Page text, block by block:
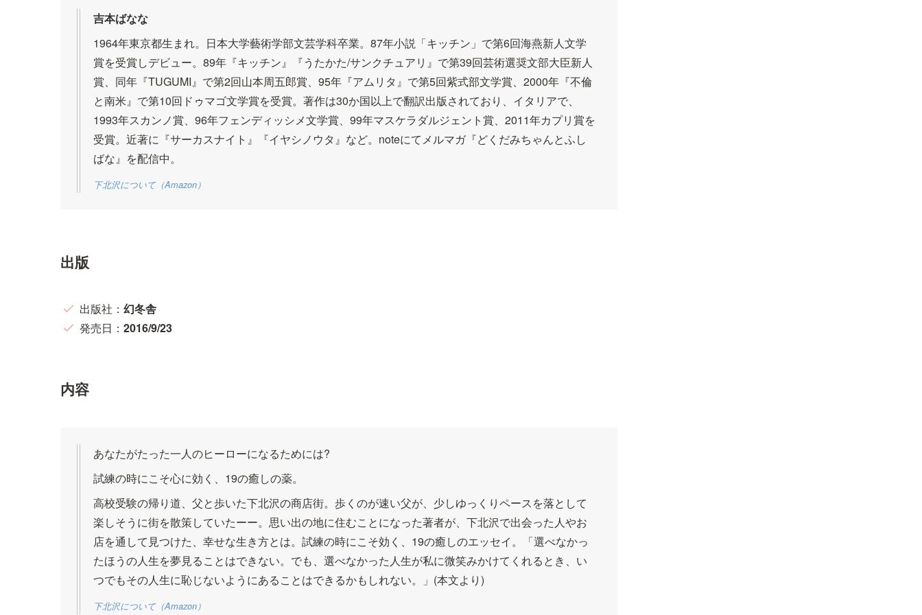
吉本ばなな
1964年東京都生まれ。日本大学藝術学部文芸学科卒業。87年小説「キッチン」で第6回海燕新人文学
賞を受賞しデビュー。89年『キッチン』『うたかた/サンクチュアリ』で第39回芸術選奨文部大臣新人
賞、同年『TUGUMI』で第2回山本周五郎賞、95年『アムリタ』で第5回紫式部文学賞、2000年『不倫
と南米』で第10回ドゥマゴ文学賞を受賞。著作は30か国以上で翻訳出版されており、イタリアで、
1993年スカンノ賞、96年フェンディッシメ文学賞、99年マスケラダルジェント賞、2011年カプリ賞を
受賞。近著に『サーカスナイト』『イヤシノウタ』など。noteにてメルマガ『どくだみちゃんとふし
ばな』を配信中。
下北沢について（Amazon）
出版
出版社： 幻冬舎
発売日： 2016/9/23
内容
あなたがたった一人のヒーローになるためには?
試練の時にこそ心に効く、19の癒しの薬。
高校受験の帰り道、父と歩いた下北沢の商店街。歩くのが速い父が、少しゆっくりペースを落として
楽しそうに街を散策していたーー。思い出の地に住むことになった著者が、下北沢で出会った人やお
店を通して見つけた、幸せな生き方とは。試練の時にこそ効く、19の癒しのエッセイ。「選べなかっ
たほうの人生を夢見ることはできない。でも、選べなかった人生が私に微笑みかけてくれるとき、い
つでもその人生に恥じないようにあることはできるかもしれない。」(本文より)
下北沢について（Amazon）